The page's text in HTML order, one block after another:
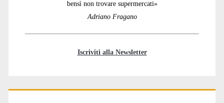
bensì non trovare supermercati»
Adriano Fragano
Iscriviti alla Newsletter